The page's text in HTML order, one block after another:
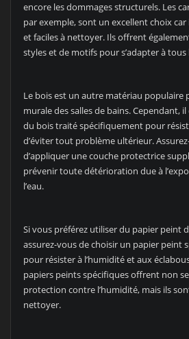
encore les dommages structurels. Les
par exemple, sont un excellent choix
et faciles à nettoyer. Ils offrent
styles et de motifs pour s’adapter à tous
Le bois est un autre matériau populaire
murale des salles de bains. Cependant,
du bois traité spécifiquement pour
d’éviter tout problème ultérieur.
d’appliquer une couche protectrice
prévenir toute détérioration due à
l’eau.
Si vous préférez utiliser du papier peint
assurez-vous de choisir un papier peint
pour résister à l’humidité et aux
papiers peints spécifiques offrent non
protection contre l’humidité, mais ils
nettoyer.